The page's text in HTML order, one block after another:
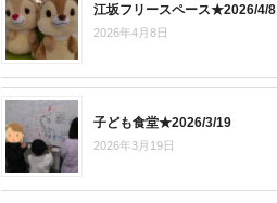
江坂フリースペース★2026/4/8
2026年4月8日
子ども食堂★2026/3/19
2026年3月19日